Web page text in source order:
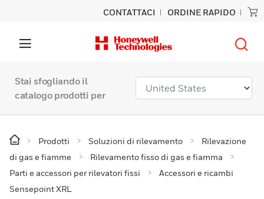
CONTATTACI ORDINE RAPIDO
Stai sfogliando il
catalogo prodotti per
Prodotti Soluzioni di rilevamento
Rilevazione
di gas e fiamme
Rilevamento fisso di gas e fiamma
Parti e accessori per rilevatori fissi
Accessori e ricambi
Sensepoint XRL